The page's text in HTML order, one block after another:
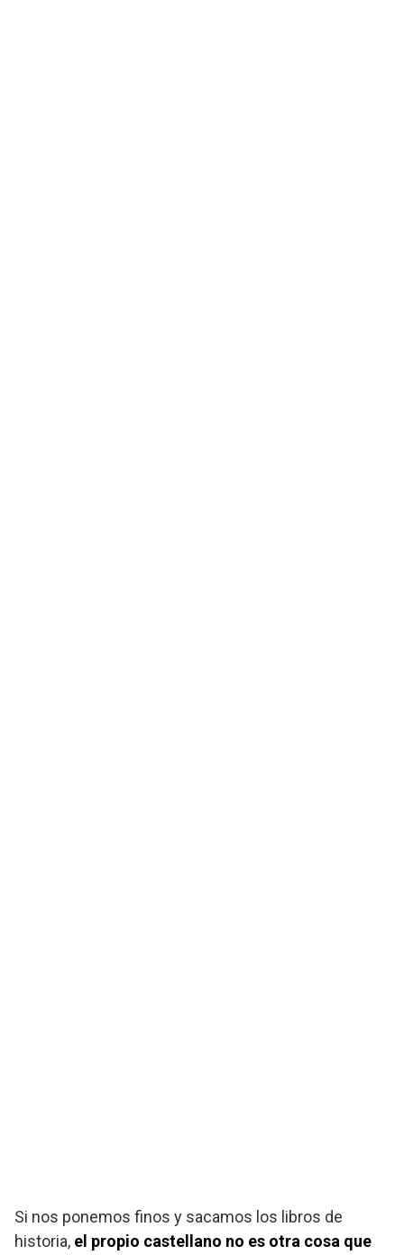
Si nos ponemos finos y sacamos los libros de
historia, el propio castellano no es otra cosa que